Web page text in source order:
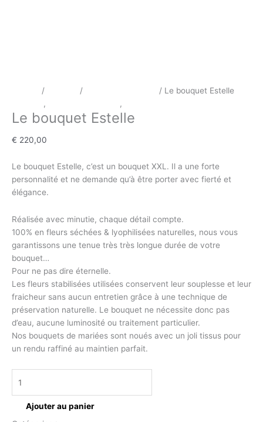
/ /
/ Le bouquet Estelle
, ,
Le bouquet Estelle
€ 220,00
Le bouquet Estelle, c’est un bouquet XXL. Il a une forte
personnalité et ne demande qu’à être porter avec fierté et
élégance.
Réalisée avec minutie, chaque détail compte.
100% en fleurs séchées & lyophilisées naturelles, nous vous
garantissons une tenue très très longue durée de votre
bouquet…
Pour ne pas dire éternelle.
Les fleurs stabilisées utilisées conservent leur souplesse et leur
fraicheur sans aucun entretien grâce à une technique de
préservation naturelle. Le bouquet ne nécessite donc pas
d’eau, aucune luminosité ou traitement particulier.
Nos bouquets de mariées sont noués avec un joli tissus pour
un rendu raffiné au maintien parfait.
Ajouter au panier